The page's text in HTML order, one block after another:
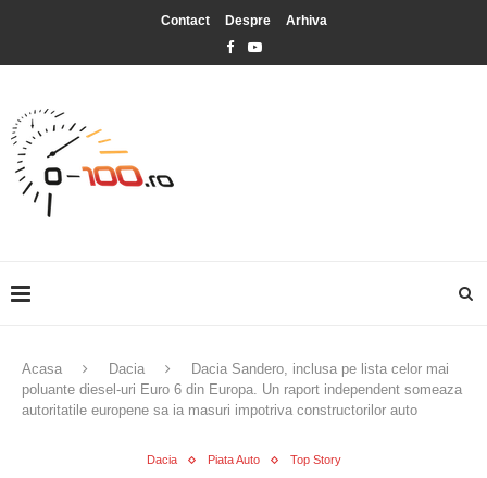
Contact Despre Arhiva
Acasa Dacia
Dacia Sandero, inclusa pe lista celor mai
poluante diesel-uri Euro 6 din Europa. Un raport independent someaza
autoritatile europene sa ia masuri impotriva constructorilor auto
Dacia Piata Auto Top Story